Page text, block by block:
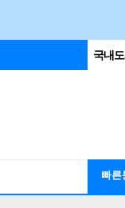
국내
빠른